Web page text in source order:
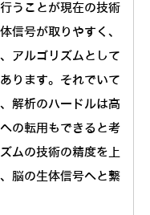
うことが現在の技術
信号が取りやすく、
アルゴリズムとして
ります。それでいて
解析のハードルは高
の転用もできると考
ムの技術の精度を上
脳の生体信号へと繋